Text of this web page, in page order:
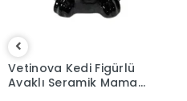
Vetinova Kedi Figürlü
Ayaklı Seramik Mama